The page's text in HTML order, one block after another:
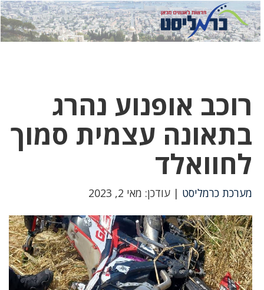
לחץ
כאן
לחץ
כדי
רוכב אופנוע נהרג
בתאונה עצמית סמוך
לחוואלד
מערכת כרמליסט | עודכן: מאי 2, 2023